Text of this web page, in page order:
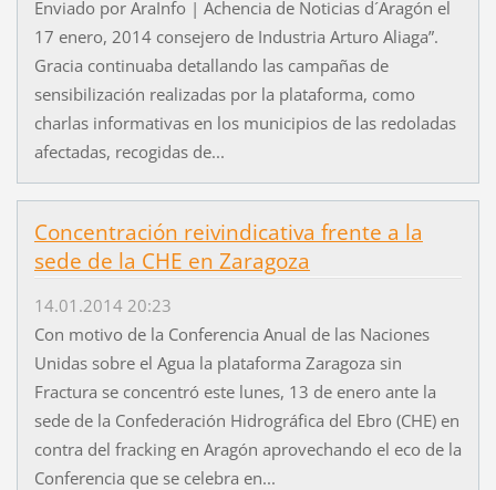
Enviado por AraInfo | Achencia de Noticias d´Aragón el
17 enero, 2014 consejero de Industria Arturo Aliaga”.
Gracia continuaba detallando las campañas de
sensibilización realizadas por la plataforma, como
charlas informativas en los municipios de las redoladas
afectadas, recogidas de...
Concentración reivindicativa frente a la
sede de la CHE en Zaragoza
14.01.2014 20:23
Con motivo de la Conferencia Anual de las Naciones
Unidas sobre el Agua la plataforma Zaragoza sin
Fractura se concentró este lunes, 13 de enero ante la
sede de la Confederación Hidrográfica del Ebro (CHE) en
contra del fracking en Aragón aprovechando el eco de la
Conferencia que se celebra en...